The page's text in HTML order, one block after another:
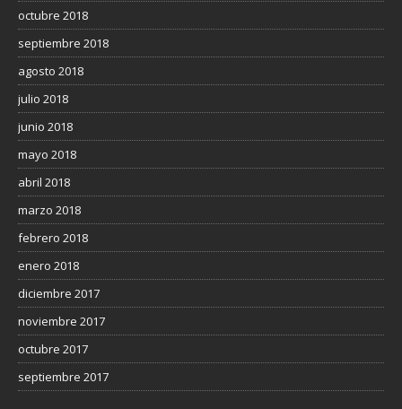
octubre 2018
septiembre 2018
agosto 2018
julio 2018
junio 2018
mayo 2018
abril 2018
marzo 2018
febrero 2018
enero 2018
diciembre 2017
noviembre 2017
octubre 2017
septiembre 2017